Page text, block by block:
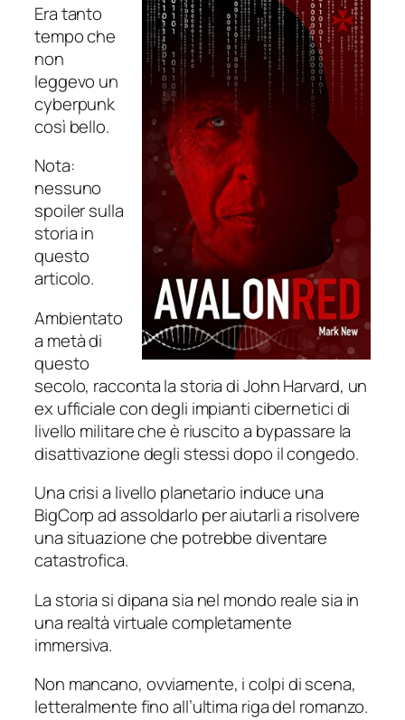
Era tanto
tempo che
non
leggevo un
cyberpunk
così bello.
Nota:
nessuno
spoiler sulla
storia in
questo
articolo.
Ambientato
a metà di
questo
secolo, racconta la storia di John Harvard, un
ex ufficiale con degli impianti cibernetici di
livello militare che è riuscito a bypassare la
disattivazione degli stessi dopo il congedo.
Una crisi a livello planetario induce una
BigCorp ad assoldarlo per aiutarli a risolvere
una situazione che potrebbe diventare
catastrofica.
La storia si dipana sia nel mondo reale sia in
una realtà virtuale completamente
immersiva.
Non mancano, ovviamente, i colpi di scena,
letteralmente fino all’ultima riga del romanzo.